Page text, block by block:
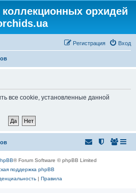
орхидей
Вход
Регистрация
все cookie, установленные данной
® Forum Software © phpBB Limited
поддержка phpBB
| Правила